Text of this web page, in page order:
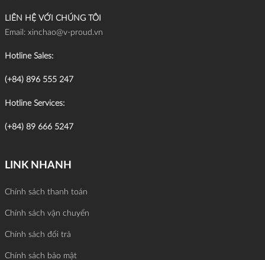
LIÊN HỆ VỚI CHÚNG TÔI
Email: xinchao@v-proud.vn
Hotline Sales:
(+84) 896 555 247
Hotline Services:
(+84) 89 666 5247
LINK NHANH
Chính sách thanh toán
Chính sách vận chuyển
Chính sách đổi trả
Chính sách bảo mật